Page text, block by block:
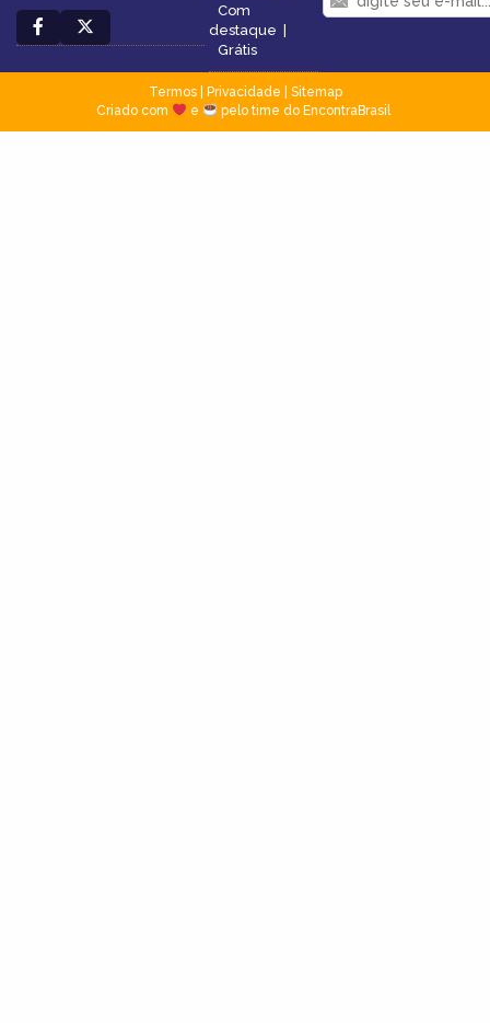
Com
destaque |
Grátis
Termos| Privacidade
Sitemap
Criado com
e pelo time do EncontraBrasil